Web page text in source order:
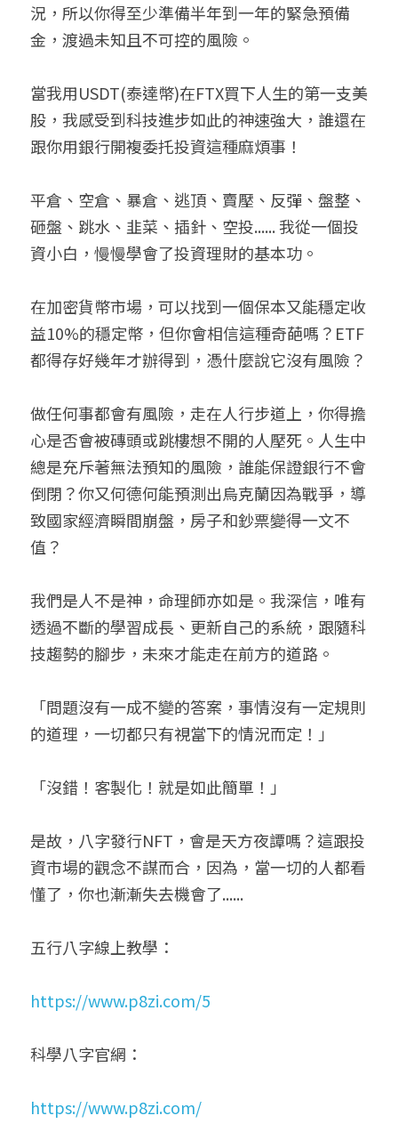
況，所以你得至少準備半年到一年的緊急預備
金，渡過未知且不可控的風險。
當我用USDT(泰達幣)在FTX買下人生的第一支美
股，我感受到科技進步如此的神速強大，誰還在
跟你用銀行開複委托投資這種麻煩事！
平倉、空倉、暴倉、逃頂、賣壓、反彈、盤整、
砸盤、跳水、韭菜、插針、空投...... 我從一個投
資小白，慢慢學會了投資理財的基本功。
在加密貨幣市場，可以找到一個保本又能穩定收
益10%的穩定幣，但你會相信這種奇葩嗎？ETF
都得存好幾年才辦得到，憑什麼說它沒有風險？
做任何事都會有風險，走在人行步道上，你得擔
心是否會被磚頭或跳樓想不開的人壓死。人生中
總是充斥著無法預知的風險，誰能保證銀行不會
倒閉？你又何德何能預測出烏克蘭因為戰爭，導
致國家經濟瞬間崩盤，房子和鈔票變得一文不
值？
我們是人不是神，命理師亦如是。我深信，唯有
透過不斷的學習成長、更新自己的系統，跟隨科
技趨勢的腳步，未來才能走在前方的道路。
「問題沒有一成不變的答案，事情沒有一定規則
的道理，一切都只有視當下的情況而定！」
「沒錯！客製化！就是如此簡單！」
是故，八字發行NFT，會是天方夜譚嗎？這跟投
資市場的觀念不謀而合，因為，當一切的人都看
懂了，你也漸漸失去機會了......
五行八字線上教學：
https://www.p8zi.com/5
科學八字官網：
https://www.p8zi.com/